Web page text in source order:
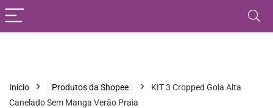
Início Produtos da Shopee
KIT 3 Cropped Gola Alta
Canelado Sem Manga Verão Praia